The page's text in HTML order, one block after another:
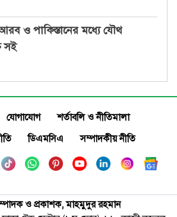
ও পাকিস্তানের মধ্যে যৌথ
সই
যোগাযোগ
শর্তাবলি ও নীতিমালা
ডিএমসিএ সম্পাদকীয় নীতি
ও প্রকাশক, মাহমুদুর রহমান